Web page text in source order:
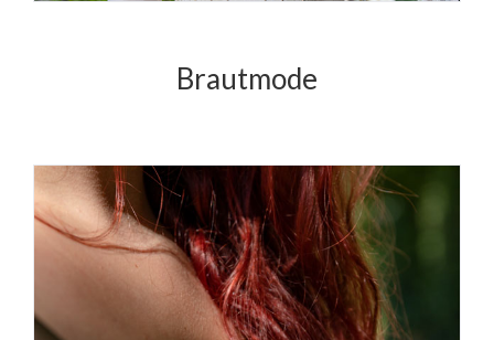
Brautmode